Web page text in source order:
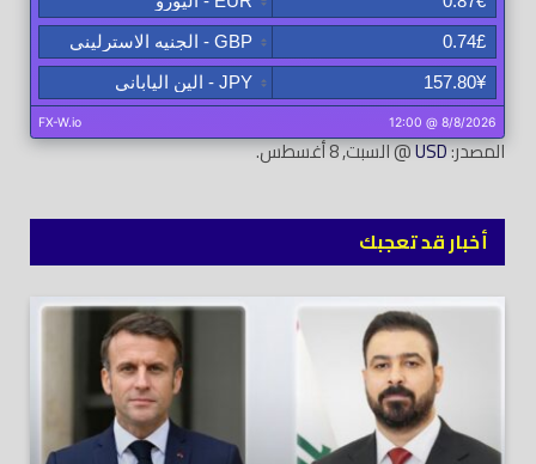
المصدر:USD@ السبت, 8 أغسطس.
أخبار قد تعجبك